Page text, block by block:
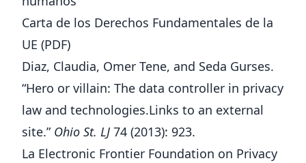
Carta de los Derechos Fundamentales de la
UE (PDF)
Diaz, Claudia, Omer Tene, and Seda Gurses.
“Hero or villain: The data controller in privacy
law and technologies.Links to an external
site.” Ohio St. LJ 74 (2013): 923.
La Electronic Frontier Foundation on Privacy